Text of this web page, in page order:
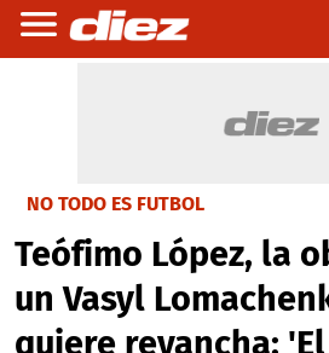
NO TODO ES FUTBOL
Teófimo López, la
un Vasyl
quiere revancha: